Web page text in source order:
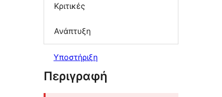
Κριτικές
Ανάπτυξη
Υποστήριξη
Περιγραφή